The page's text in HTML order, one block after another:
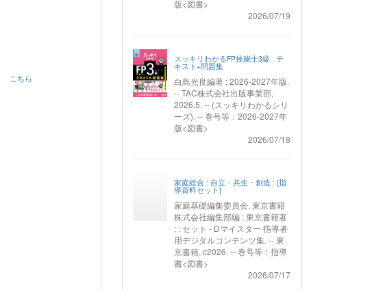
こちら
版<図書>
2026/07/19
スッキリわかるFP技能士3級 : テ
キスト+問題集
白鳥光良編著 ; 2026-2027年版.
-- TAC株式会社出版事業部,
2026.5. -- (スッキリわかるシリ
ーズ). -- 巻号等：2026-2027年
版<図書>
2026/07/18
家庭総合 : 自立・共生・創造 : [指
導資料セット]
家庭基礎編集委員会, 東京書籍
株式会社編集部編 ; 東京書籍著
; : セット - Dマイスター 指導者
用デジタルコンテンツ集. -- 東
京書籍, c2026. -- 巻号等：指導
書<図書>
2026/07/17